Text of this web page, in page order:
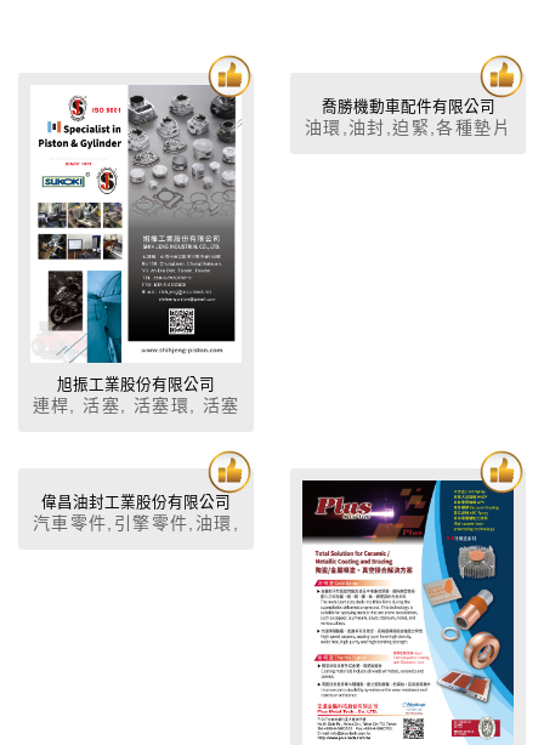
旭振工業股份有限公司
連桿, 活塞, 活塞環, 活塞
喬勝機動車配件有限公司
油環,油封,迫緊,各種墊片
偉昌油封工業股份有限公司
汽車零件,引擎零件,油環,